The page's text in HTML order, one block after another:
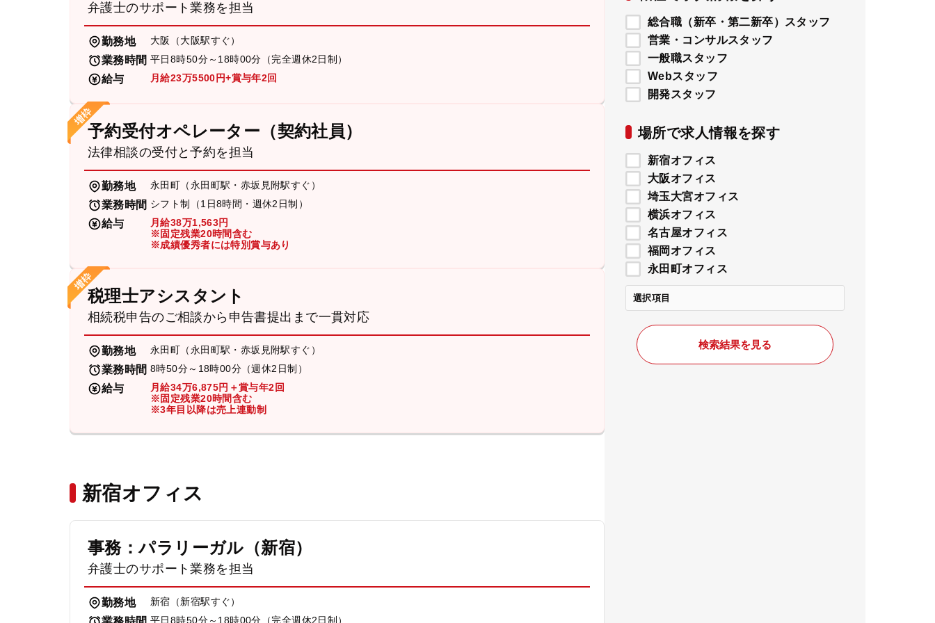
総合職（新卒・第二新卒）スタッフ
営業・コンサルスタッフ
一般職スタッフ
Webスタッフ
開発スタッフ
場所で求人情報を探す
新宿オフィス
大阪オフィス
埼玉大宮オフィス
横浜オフィス
名古屋オフィス
福岡オフィス
永田町オフィス
選択項目
検索結果を見る
弁護士のサポート業務を担当
勤務地 大阪（大阪駅すぐ）
業務時間 平日8時50分～18時00分（完全週休2日制）
給与 月給23万5500円+賞与年2回
予約受付オペレーター（契約社員）
法律相談の受付と予約を担当
勤務地 永田町（永田町駅・赤坂見附駅すぐ）
業務時間 シフト制（1日8時間・週休2日制）
給与
月給38万1,563円
※固定残業20時間含む
※成績優秀者には特別賞与あり
税理士アシスタント
相続税申告のご相談から申告書提出まで一貫対応
勤務地 永田町（永田町駅・赤坂見附駅すぐ）
業務時間 8時50分～18時00分（週休2日制）
給与
月給34万6,875円＋賞与年2回
※固定残業20時間含む
※3年目以降は売上連動制
新宿オフィス
事務：パラリーガル（新宿）
弁護士のサポート業務を担当
勤務地 新宿（新宿駅すぐ）
平日8時50分～18時00分（完全週休2日制）